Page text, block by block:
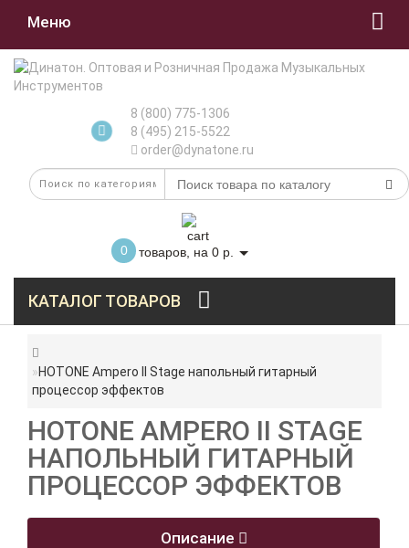
Меню
8 (800) 775-1306
8 (495) 215-5522
order@dynatone.ru
0 товаров, на 0 р.
КАТАЛОГ ТОВАРОВ
HOTONE Ampero II Stage напольный гитарный
процессор эффектов
HOTONE AMPERO II STAGE
НАПОЛЬНЫЙ ГИТАРНЫЙ
ПРОЦЕССОР ЭФФЕКТОВ
Описание